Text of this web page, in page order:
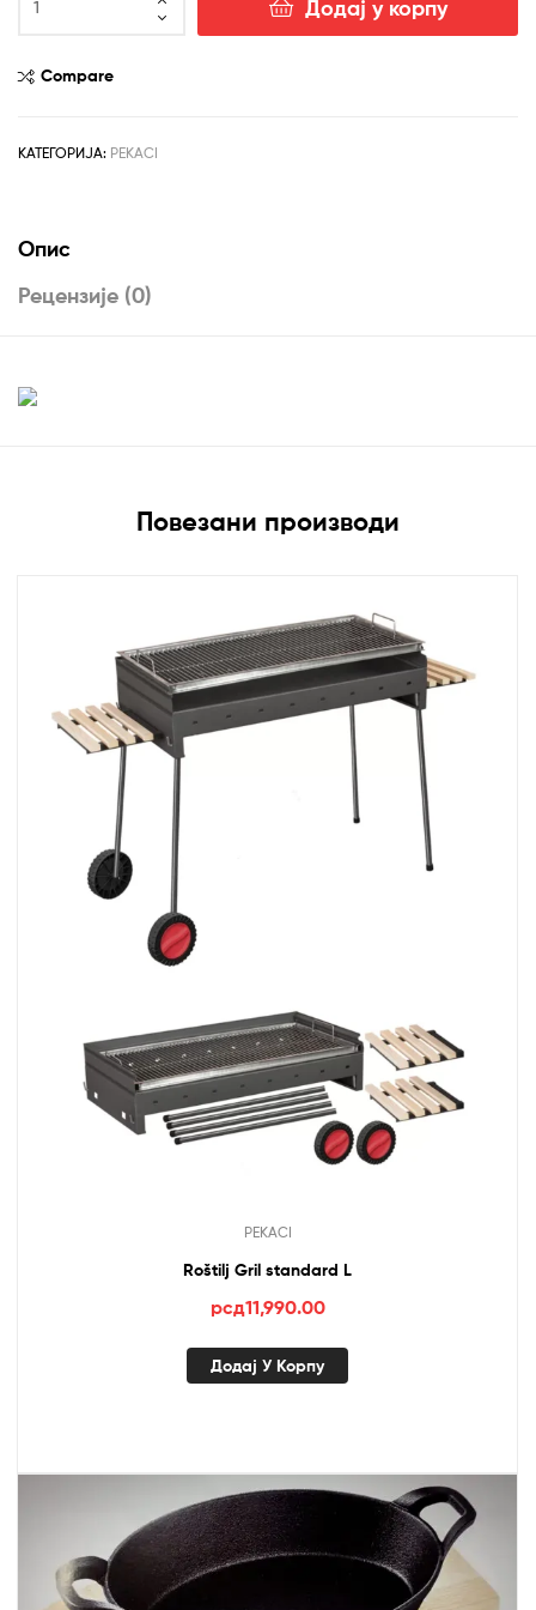
3u1
количина
Додај у корпу
Compare
КАТЕГОРИЈА: PEKACI
Опис
Рецензије (0)
Повезани производи
PEKACI
Roštilj Gril standard L
рсд11,990.00
Додај У Корпу